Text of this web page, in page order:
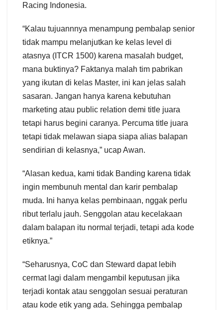
Racing Indonesia.
“Kalau tujuannnya menampung pembalap senior
tidak mampu melanjutkan ke kelas level di
atasnya (ITCR 1500) karena masalah budget,
mana buktinya? Faktanya malah tim pabrikan
yang ikutan di kelas Master, ini kan jelas salah
sasaran. Jangan hanya karena kebutuhan
marketing atau public relation demi title juara
tetapi harus begini caranya. Percuma title juara
tetapi tidak melawan siapa siapa alias balapan
sendirian di kelasnya,” ucap Awan.
“Alasan kedua, kami tidak Banding karena tidak
ingin membunuh mental dan karir pembalap
muda. Ini hanya kelas pembinaan, nggak perlu
ribut terlalu jauh. Senggolan atau kecelakaan
dalam balapan itu normal terjadi, tetapi ada kode
etiknya.”
“Seharusnya, CoC dan Steward dapat lebih
cermat lagi dalam mengambil keputusan jika
terjadi kontak atau senggolan sesuai peraturan
atau kode etik yang ada. Sehingga pembalap